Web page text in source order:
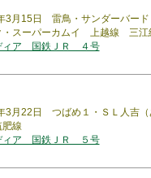
3月15日 雷鳥・サンダーバー
・スーパーカムイ 上越線 三江
ィア 国鉄ＪＲ ４号
月22日 つばめ１・ＳＬ人吉
線
ィア 国鉄ＪＲ ５号